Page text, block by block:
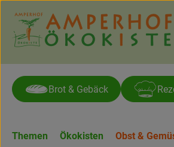
Brot & Gebäck
Themen Ökokisten Obst &